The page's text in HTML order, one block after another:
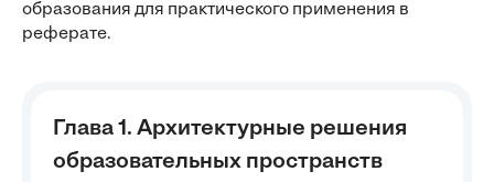
образования для практического применения в
реферате.
Глава 1. Архитектурные решения
образовательных пространств